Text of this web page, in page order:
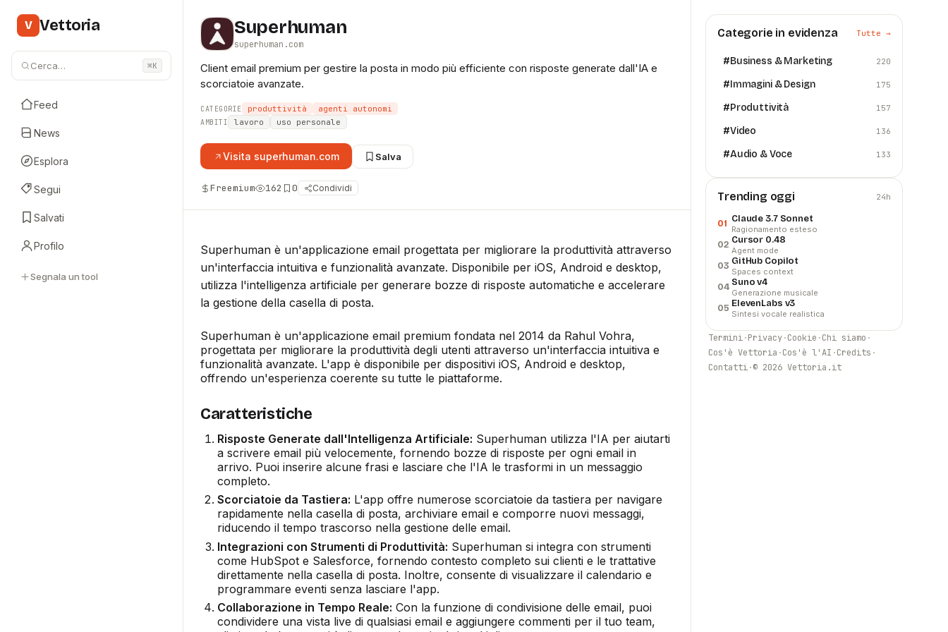
V Vettoria
Cerca… ⌘K
Feed
News
Esplora
Segui
Salvati
Profilo
Segnala un tool
Superhuman
superhuman.com
Client email premium per gestire la posta in modo più efficiente con risposte generate dall'IA e
scorciatoie avanzate.
CATEGORIE produttività agenti autonomi
AMBITI lavoro uso personale
Visita superhuman.com Salva
Freemium 162 0 Condividi
Superhuman è un'applicazione email progettata per migliorare la produttività attraverso
un'interfaccia intuitiva e funzionalità avanzate. Disponibile per iOS, Android e desktop,
utilizza l'intelligenza artificiale per generare bozze di risposte automatiche e accelerare
la gestione della casella di posta.
Superhuman è un'applicazione email premium fondata nel 2014 da Rahul Vohra,
progettata per migliorare la produttività degli utenti attraverso un'interfaccia intuitiva e
funzionalità avanzate. L'app è disponibile per dispositivi iOS, Android e desktop,
offrendo un'esperienza coerente su tutte le piattaforme.
Caratteristiche
Risposte Generate dall'Intelligenza Artificiale: Superhuman utilizza l'IA per aiutarti
a scrivere email più velocemente, fornendo bozze di risposte per ogni email in
arrivo. Puoi inserire alcune frasi e lasciare che l'IA le trasformi in un messaggio
completo.
Scorciatoie da Tastiera: L'app offre numerose scorciatoie da tastiera per navigare
rapidamente nella casella di posta, archiviare email e comporre nuovi messaggi,
riducendo il tempo trascorso nella gestione delle email.
Integrazioni con Strumenti di Produttività: Superhuman si integra con strumenti
come HubSpot e Salesforce, fornendo contesto completo sui clienti e le trattative
direttamente nella casella di posta. Inoltre, consente di visualizzare il calendario e
programmare eventi senza lasciare l'app.
Collaborazione in Tempo Reale: Con la funzione di condivisione delle email, puoi
condividere una vista live di qualsiasi email e aggiungere commenti per il tuo team,
Categorie in evidenza Tutte →
#Business & Marketing 220
#Immagini & Design 175
#Produttività 157
#Video 136
#Audio & Voce 133
Trending oggi 24h
01 Claude 3.7 Sonnet
Ragionamento esteso
02 Cursor 0.48
Agent mode
03 GitHub Copilot
Spaces context
04 Suno v4
Generazione musicale
05 ElevenLabs v3
Sintesi vocale realistica
Termini·Privacy·Cookie ·Chi siamo ·
Cos'è Vettoria ·Cos'è l'AI ·Credits ·
Contatti·© 2026 Vettoria.it